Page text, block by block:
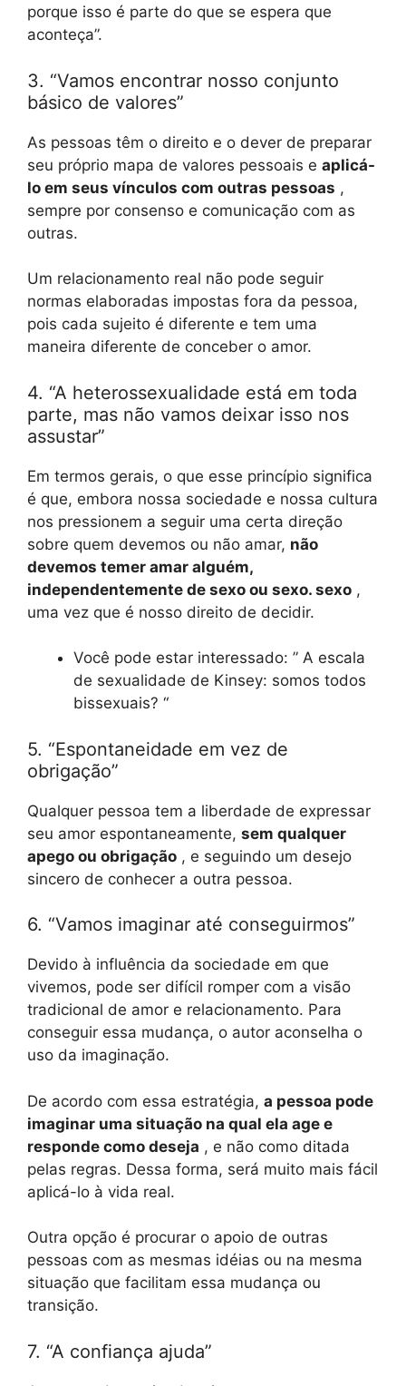
porque isso é parte do que se espera que
aconteça”.
3. “Vamos encontrar nosso conjunto
básico de valores”
As pessoas têm o direito e o dever de preparar
seu próprio mapa de valores pessoais e aplicá-
lo em seus vínculos com outras pessoas ,
sempre por consenso e comunicação com as
outras.
Um relacionamento real não pode seguir
normas elaboradas impostas fora da pessoa,
pois cada sujeito é diferente e tem uma
maneira diferente de conceber o amor.
4. “A heterossexualidade está em toda
parte, mas não vamos deixar isso nos
assustar”
Em termos gerais, o que esse princípio significa
é que, embora nossa sociedade e nossa cultura
nos pressionem a seguir uma certa direção
sobre quem devemos ou não amar, não
devemos temer amar alguém,
independentemente de sexo ou sexo. sexo ,
uma vez que é nosso direito de decidir.
Você pode estar interessado: ” A escala
de sexualidade de Kinsey: somos todos
bissexuais? “
5. “Espontaneidade em vez de
obrigação”
Qualquer pessoa tem a liberdade de expressar
seu amor espontaneamente, sem qualquer
apego ou obrigação , e seguindo um desejo
sincero de conhecer a outra pessoa.
6. “Vamos imaginar até conseguirmos”
Devido à influência da sociedade em que
vivemos, pode ser difícil romper com a visão
tradicional de amor e relacionamento. Para
conseguir essa mudança, o autor aconselha o
uso da imaginação.
De acordo com essa estratégia, a pessoa pode
imaginar uma situação na qual ela age e
responde como deseja , e não como ditada
pelas regras. Dessa forma, será muito mais fácil
aplicá-lo à vida real.
Outra opção é procurar o apoio de outras
pessoas com as mesmas idéias ou na mesma
situação que facilitam essa mudança ou
transição.
7. “A confiança ajuda”